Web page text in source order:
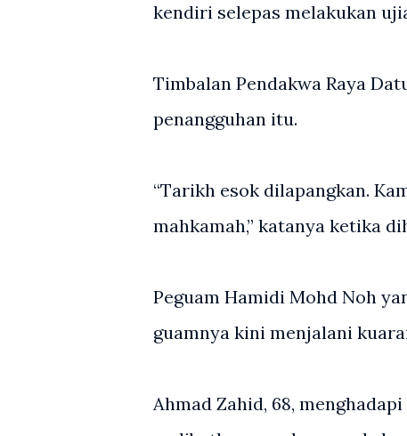
kendiri selepas melakukan
Timbalan Pendakwa Raya
penangguhan itu.
“Tarikh esok dilapangkan.
mahkamah,” katanya ketika
Peguam Hamidi Mohd Noh
guamnya kini menjalani
Ahmad Zahid, 68,